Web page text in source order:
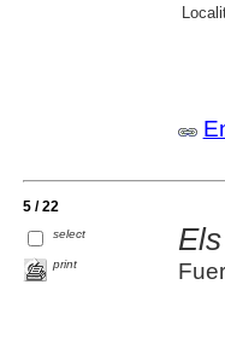
5 / 22
select
print